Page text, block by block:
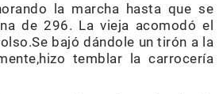
la marcha hasta que se
de 296. La vieja acomodó el
bajó dándole un tirón a la
temblar la carrocería